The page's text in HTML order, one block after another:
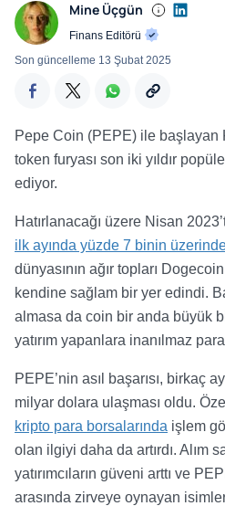
Mine Üçgün
Finans Editörü
Son güncelleme 13 Şubat 2025
Pepe Coin (PEPE) ile başlayan
token furyası son iki yıldır
ediyor.
Hatırlanacağı üzere Nisan
ilk ayında yüzde 7 binin
dünyasının ağır topları
kendine sağlam bir yer edindi.
almasa da coin bir anda büyük
yatırım yapanlara inanılmaz
PEPE’nin asıl başarısı, birkaç
milyar dolara ulaşması oldu.
kripto para borsalarında işlem
olan ilgiyi daha da artırdı. Alım
yatırımcıların güveni arttı ve
arasında zirveye oynayan